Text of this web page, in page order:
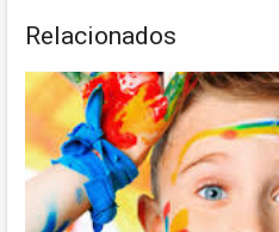
Relacionados